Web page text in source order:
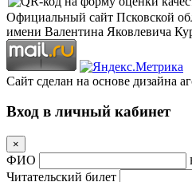
Официальный сайт Псковской
имени Валентина Яковлевича
Сайт сделан на основе дизайна
Вход в личный кабинет
×
ФИО
Читательский билет